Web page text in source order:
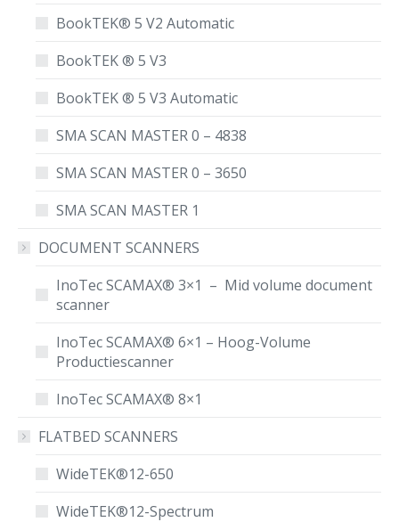
BookTEK® 5 V2 Automatic
BookTEK ® 5 V3
BookTEK ® 5 V3 Automatic
SMA SCAN MASTER 0 – 4838
SMA SCAN MASTER 0 – 3650
SMA SCAN MASTER 1
DOCUMENT SCANNERS
InoTec SCAMAX® 3×1 – Mid volume document
scanner
InoTec SCAMAX® 6×1 – Hoog-Volume
Productiescanner
InoTec SCAMAX® 8×1
FLATBED SCANNERS
WideTEK®12-650
WideTEK®12-Spectrum